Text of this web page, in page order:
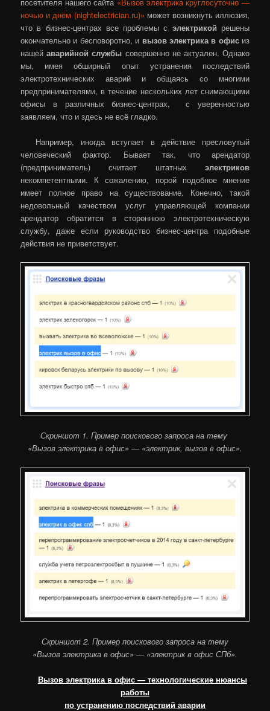
ночью и днём (nightelectrician.ru)» может возникнуть иллюзия,
что в бизнес-центрах все проблемы с электрикой решены
окончательно и бесповоротно, и вызов электрика в офисиз
нашейаварийной службы совершенно не актуален. Однако
мы, имея обширный опыт устранения последствий
электротехнических аварий и общаясь со многими
предпринимателями, в течение нескольких лет снимающими
офисы в различных бизнес-центрах, с уверенностью
заявляем, что и здесь не всё гладко.
Например, иногда вступает в действие пресловутый
человеческий фактор. Бывает так, что арендатор
(предприниматель) считает штатных электриков
некомпетентными. К сожалению, порой подобное мнение
имеет полное право на существование. Конечно, такой
недовольный качеством услуг управляющей компании
арендатор обратится в стороннюю электротехническую
службу, даже если руководство бизнес-центра подобные
действия не приветствует.
Скриншот 1. Пример поискового запроса на тему
«Вызов электрика в офис» — «электрик, вызов в офис».
Скриншот 2. Пример поискового запроса на тему
«Вызов электрика в офис» — «электрик в офис СПб».
Вызов электрика в офис — технологические нюансы
работы
по устранению последствий аварии